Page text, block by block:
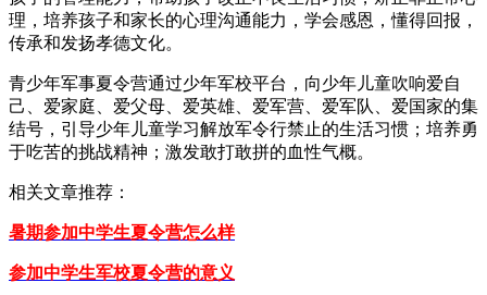
理，培养孩子和家长的心理沟通能力，学会感恩，懂得回报，
传承和发扬孝德文化。
青少年军事夏令营通过少年军校平台，向少年儿童吹响爱自
己、爱家庭、爱父母、爱英雄、爱军营、爱军队、爱国家的集
结号，引导少年儿童学习解放军令行禁止的生活习惯；培养勇
于吃苦的挑战精神；激发敢打敢拼的血性气概。
相关文章推荐：
暑期参加中学生夏令营怎么样
参加中学生军校夏令营的意义